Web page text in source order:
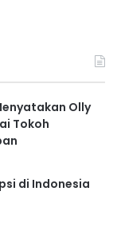
Olly
Tokoh
di Indonesia